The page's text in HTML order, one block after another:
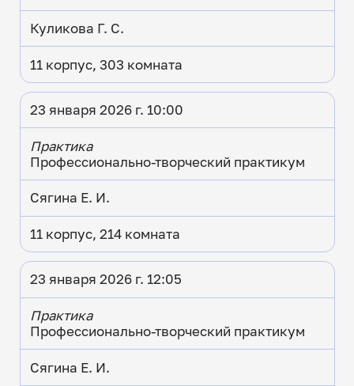
Куликова Г. С.
11 корпус, 303 комната
23 января 2026 г. 10:00
Практика
Профессионально-творческий практикум
Сягина Е. И.
11 корпус, 214 комната
23 января 2026 г. 12:05
Практика
Профессионально-творческий практикум
Сягина Е. И.